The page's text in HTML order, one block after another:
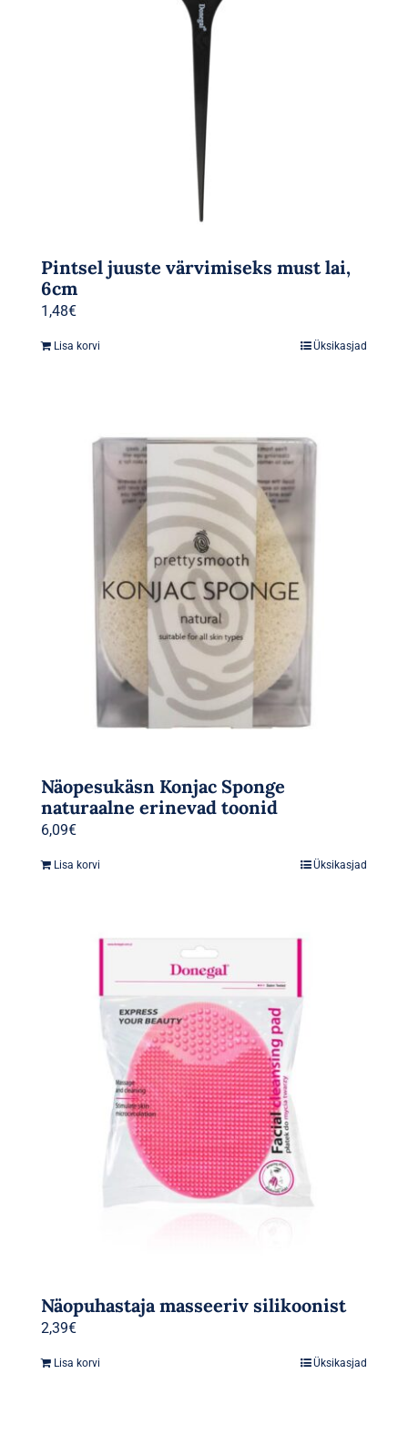
Pintsel juuste värvimiseks must lai,
6cm
1,48€
Lisa korvi Üksikasjad
Näopesukäsn Konjac Sponge
naturaalne erinevad toonid
6,09€
Lisa korvi Üksikasjad
Näopuhastaja masseeriv silikoonist
2,39€
Lisa korvi Üksikasjad